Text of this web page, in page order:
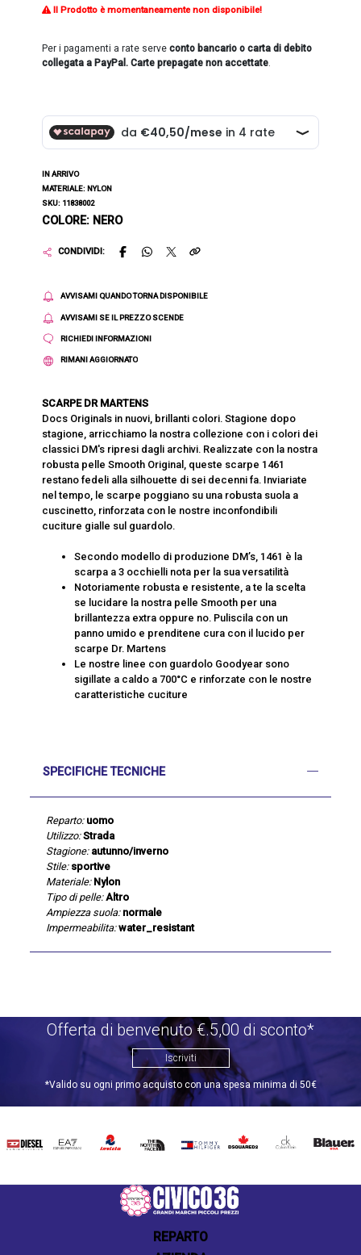
Il Prodotto è momentaneamente non disponibile!
Per i pagamenti a rate serveconto bancario o carta di debito
collegata a PayPal. Carte prepagate non accettate.
IN ARRIVO
MATERIALE: NYLON
SKU: 11838002
COLORE: NERO
CONDIVIDI:
AVVISAMI QUANDO TORNA DISPONIBILE
AVVISAMI SE IL PREZZO SCENDE
RICHIEDI INFORMAZIONI
RIMANI AGGIORNATO
SCARPE DR MARTENS
Docs Originals in nuovi, brillanti colori. Stagione dopo
stagione, arricchiamo la nostra collezione con i colori dei
classici DM's ripresi dagli archivi. Realizzate con la nostra
robusta pelle Smooth Original, queste scarpe 1461
restano fedeli alla silhouette di sei decenni fa. Inviariate
nel tempo, le scarpe poggiano su una robusta suola a
cuscinetto, rinforzata con le nostre inconfondibili
cuciture gialle sul guardolo.
Secondo modello di produzione DM’s, 1461 è la
scarpa a 3 occhielli nota per la sua versatilità
Notoriamente robusta e resistente, a te la scelta
se lucidare la nostra pelle Smooth per una
brillantezza extra oppure no. Puliscila con un
panno umido e prenditene cura con il lucido per
scarpe Dr. Martens
Le nostre linee con guardolo Goodyear sono
sigillate a caldo a 700°C e rinforzate con le nostre
caratteristiche cuciture
SPECIFICHE TECNICHE
Reparto: uomo
Utilizzo: Strada
Stagione: autunno/inverno
Stile: sportive
Materiale: Nylon
Tipo di pelle: Altro
Ampiezza suola: normale
Impermeabilita: water_resistant
Offerta di benvenuto €.5,00 di sconto*
Iscriviti
*Valido su ogni primo acquisto con una spesa minima di 50€
DIESEL EA7 INVICTATHE
TOMMY
DSQUARED2
CALVIN BLAUER
REPARTO